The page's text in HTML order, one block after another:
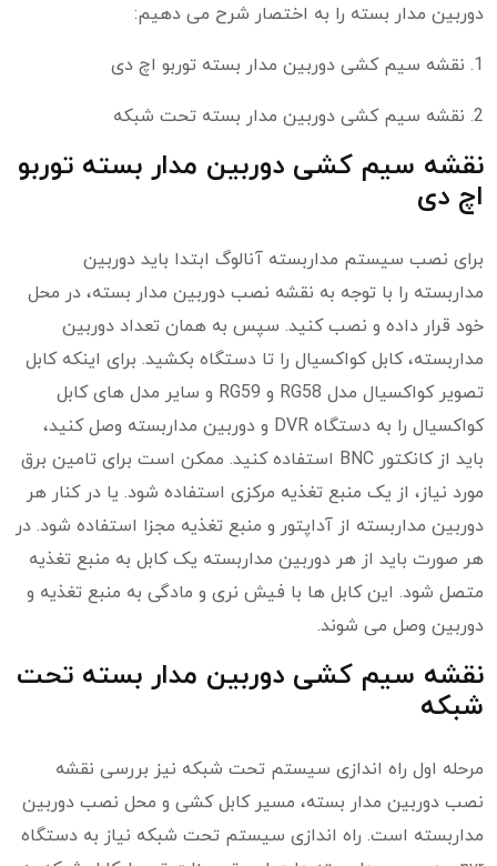
دوربین مدار بسته را به اختصار شرح می دهیم:
1. نقشه سیم کشی دوربین مدار بسته توربو اچ دی
2. نقشه سیم کشی دوربین مدار بسته تحت شبکه
نقشه سیم کشی دوربین مدار بسته توربو
اچ دی
برای نصب سیستم مداربسته آنالوگ ابتدا باید دوربین
مداربسته را با توجه به نقشه نصب دوربین مدار بسته، در محل
خود قرار داده و نصب کنید. سپس به همان تعداد دوربین
مداربسته، کابل کواکسیال را تا دستگاه بکشید. برای اینکه کابل
تصویر کواکسیال مدل RG58 و RG59 و سایر مدل های کابل
کواکسیال را به دستگاه DVR و دوربین مداربسته وصل کنید،
باید از کانکتور BNC استفاده کنید. ممکن است برای تامین برق
مورد نیاز، از یک منبع تغذیه مرکزی استفاده شود. یا در کنار هر
دوربین مداربسته از آداپتور و منبع تغذیه مجزا استفاده شود. در
هر صورت باید از هر دوربین مداربسته یک کابل به منبع تغذیه
متصل شود. این کابل ها با فیش نری و مادگی به منبع تغذیه و
دوربین وصل می شوند.
نقشه سیم کشی دوربین مدار بسته تحت
شبکه
مرحله اول راه اندازی سیستم تحت شبکه نیز بررسی نقشه
نصب دوربین مدار بسته، مسیر کابل کشی و محل نصب دوربین
مداربسته است. راه اندازی سیستم تحت شبکه نیاز به دستگاه